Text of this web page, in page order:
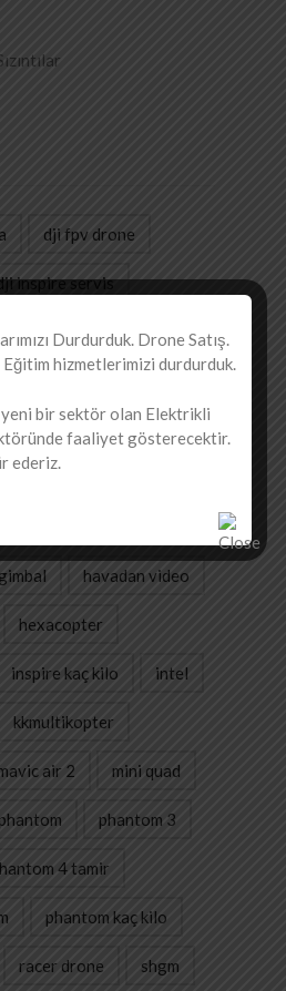
dji fpv drone
inspire servis
dji phantom 3 drone
spark drone
gimbal havadan video
hexacopter
inspire kaç kilo intel
kkmultikopter
air 2 mini quad
phantom phantom 3
4 tamir
phantom kaç kilo
racer drone shgm
Durdurduk. Drone Satış.
hizmetlerimizi durdurduk.
yeni bir sektör olan Elektrikli
faaliyet gösterecektir.
ederiz.